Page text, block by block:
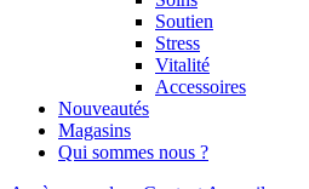
Soutien
Stress
Vitalité
Accessoires
Nouveautés
Magasins
Qui sommes nous ?